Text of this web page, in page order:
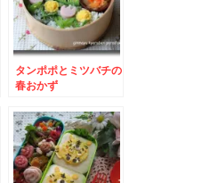
タンポポとミツバチの
春おかず